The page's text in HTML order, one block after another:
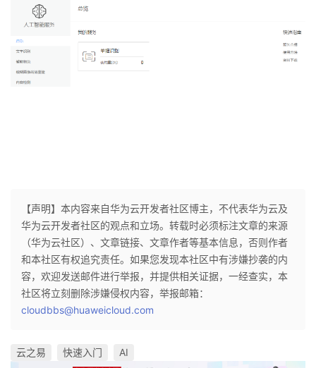
课
程
的
认
证
我
的
实
我
的
术
支
持
云
声
建
【声明】本内容来自华为云开发者社区博主，不代表华为云及
华为云开发者社区的观点和立场。转载时必须标注文章的来源
（华为云社区）、文章链接、文章作者等基本信息，否则作者
和本社区有权追究责任。如果您发现本社区中有涉嫌抄袭的内
容，欢迎发送邮件进行举报，并提供相关证据，一经查实，本
社区将立刻删除涉嫌侵权内容，举报邮箱：
cloudbbs@huaweicloud.com
云之易 快速入门 AI